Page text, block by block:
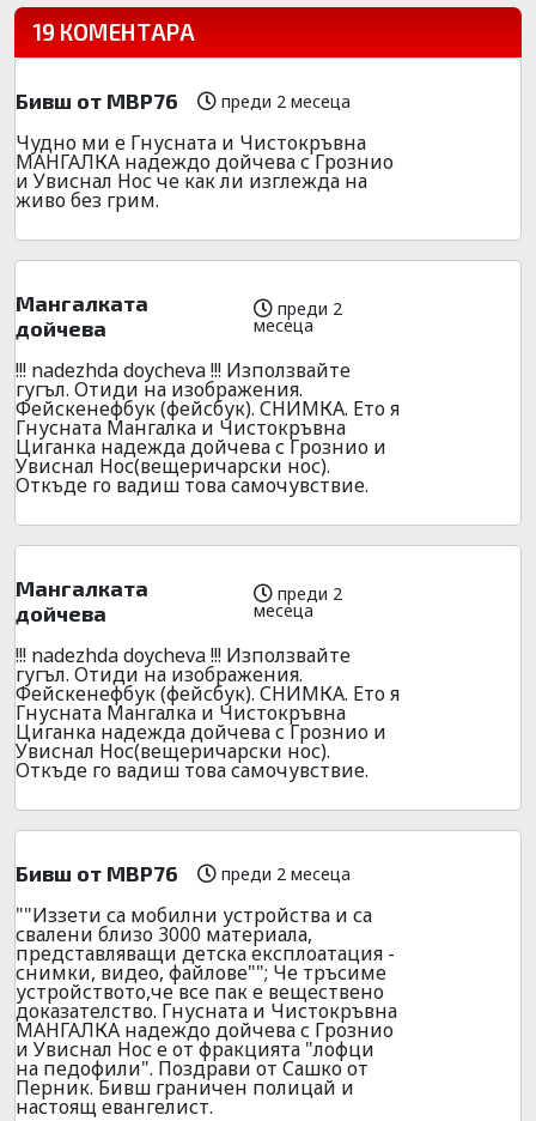
19 КОМЕНТАРА
Бивш от МВР76 преди 2 месеца
Чудно ми е Гнусната и Чистокръвна
МАНГАЛКА надеждо дойчева с Грознио
и Увиснал Нос че как ли изглежда на
живо без грим.
Мангалката
дойчева
преди 2
месеца
!!! nadezhda doycheva !!! Използвайте
гугъл. Отиди на изображения.
Фейскенефбук (фейсбук). СНИМКА. Ето я
Гнусната Мангалка и Чистокръвна
Циганка надежда дойчева с Грознио и
Увиснал Нос(вещеричарски нос).
Откъде го вадиш това самочувствие.
Мангалката
дойчева
преди 2
месеца
!!! nadezhda doycheva !!! Използвайте
гугъл. Отиди на изображения.
Фейскенефбук (фейсбук). СНИМКА. Ето я
Гнусната Мангалка и Чистокръвна
Циганка надежда дойчева с Грознио и
Увиснал Нос(вещеричарски нос).
Откъде го вадиш това самочувствие.
Бивш от МВР76 преди 2 месеца
""Иззети са мобилни устройства и са
свалени близо 3000 материала,
представляващи детска експлоатация -
снимки, видео, файлове""; Че тръсиме
устройството,че все пак е веществено
доказателство. Гнусната и Чистокръвна
МАНГАЛКА надеждо дойчева с Грознио
и Увиснал Нос е от фракцията "лофци
на педофили". Поздрави от Сашко от
Перник. Бивш граничен полицай и
настоящ евангелист.